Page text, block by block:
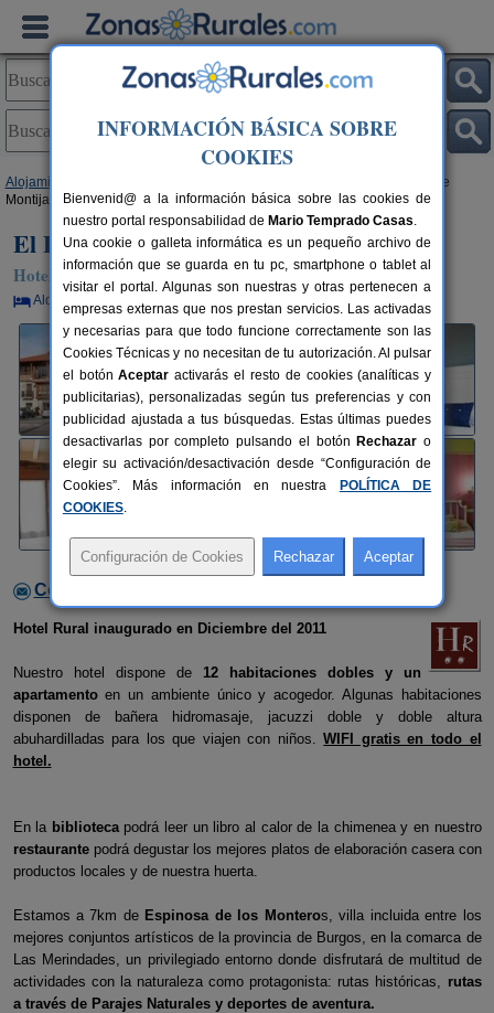
Alojamientos
> El Balcón de
Montija
El Balcón de Montija
Hotel Rural en Loma de Montija (Burgos)
Alquiler por habitaciones 24+2 plazas 70 km de Burgos
Contactar con el alojamiento
Hotel Rural inaugurado en Diciembre del 2011
Nuestro hotel dispone de 12 habitaciones dobles y un
apartamentoen un ambiente único y acogedor. Algunas habitaciones
disponen de bañera hidromasaje, jacuzzi doble y doble altura
abuhardilladas para los que viajen con niños.WIFI gratis en todo el
hotel.
En la bibliotecapodrá leer un libro al calor de la chimenea y en nuestro
restaurantepodrá degustar los mejores platos de elaboración casera con
productos locales y de nuestra huerta.
Estamos a 7km de Espinosa de los Monteros, villa incluida entre los
mejores conjuntos artísticos de la provincia de Burgos, en la comarca de
Las Merindades, un privilegiado entorno donde disfrutará de multitud de
actividades con la naturaleza como protagonista: rutas históricas, rutas
a través de Parajes Naturales y deportes de aventura.
INFORMACIÓN BÁSICA SOBRE
COOKIES
Bienvenid@ a la información básica sobre las cookies de
nuestro portal responsabilidad de Mario Temprado Casas.
Una cookie o galleta informática es un pequeño archivo de
información que se guarda en tu pc, smartphone o tablet al
visitar el portal. Algunas son nuestras y otras pertenecen a
empresas externas que nos prestan servicios. Las activadas
y necesarias para que todo funcione correctamente son las
Cookies Técnicas y no necesitan de tu autorización. Al pulsar
el botónAceptar activarás el resto de cookies (analíticas y
publicitarias), personalizadas según tus preferencias y con
publicidad ajustada a tus búsquedas. Estas últimas puedes
desactivarlas por completo pulsando el botón Rechazar o
elegir su activación/desactivación desde “Configuración de
Cookies”. Más información en nuestra
POLÍTICA DE
COOKIES.